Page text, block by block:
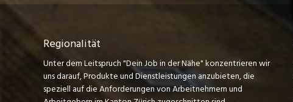
Regionalität
Unter dem Leitspruch "Dein Job in der Nähe" konzentrieren wir
uns darauf, Produkte und Dienstleistungen anzubieten, die
speziell auf die Anforderungen von Arbeitnehmern und